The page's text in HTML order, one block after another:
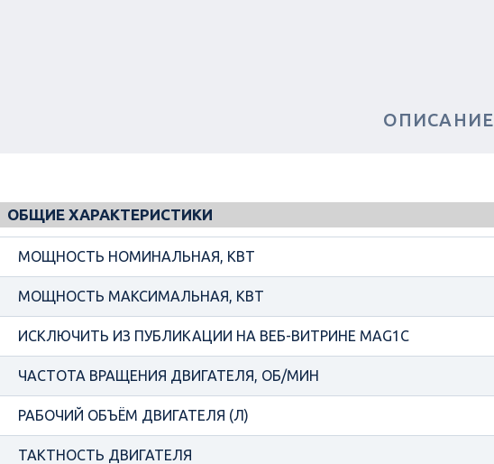
ОПИСАНИЕ
ОБЩИЕ ХАРАКТЕРИСТИКИ
МОЩНОСТЬ НОМИНАЛЬНАЯ, КВТ
МОЩНОСТЬ МАКСИМАЛЬНАЯ, КВТ
ИСКЛЮЧИТЬ ИЗ ПУБЛИКАЦИИ НА ВЕБ-ВИТРИНЕ MAG1C
ЧАСТОТА ВРАЩЕНИЯ ДВИГАТЕЛЯ, ОБ/МИН
РАБОЧИЙ ОБЪЁМ ДВИГАТЕЛЯ (Л)
ТАКТНОСТЬ ДВИГАТЕЛЯ